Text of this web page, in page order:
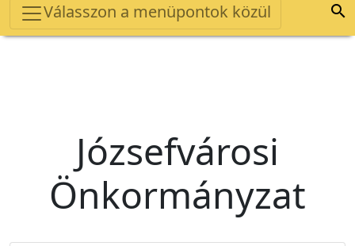
Válasszon a menüpontok közül 
Józsefvárosi
Önkormányzat